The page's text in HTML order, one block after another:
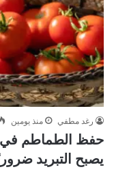
رغد مطفي منذ يومين
حفظ الطماطم في
يصبح التبريد